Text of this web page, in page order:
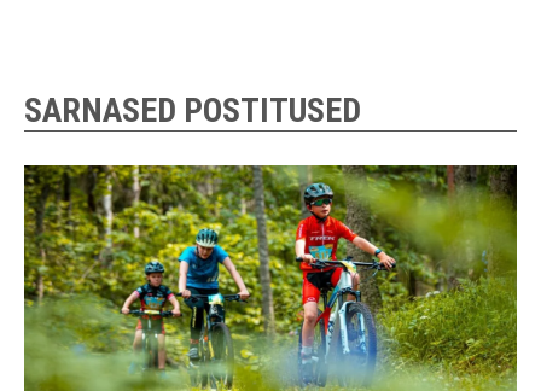
SARNASED POSTITUSED